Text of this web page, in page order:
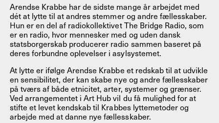
Arendse Krabbe har de sidste mange år arbejdet med
dét at lytte til at andres stemmer og andre fællesskaber.
Hun er en del af radiokollektivet The Bridge Radio, som
er en radio, hvor mennesker med og uden dansk
statsborgerskab producerer radio sammen baseret på
deres forbundne oplevelser i asylsystemet.
At lytte er ifølge Arendse Krabbe et redskab til at udvikle
en sensibilitet, der kan skabe nye og andre fællesskaber
på tværs af både etnicitet, arter, systemer og grænser.
Ved arrangementet i Art Hub vil du få mulighed for at
stifte et levet kendskab til Krabbes lyttemetoder og
arbejde med at danne nye fællesskaber.